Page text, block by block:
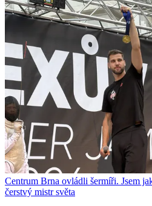
Centrum Brna ovládli šermíři. Jsem
čerstvý mistr světa